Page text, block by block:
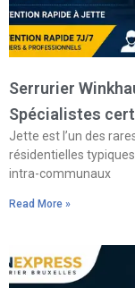
Serrurier
Spécialistes
Jette est l’un des
résidentielles
intra-communaux
Read More »